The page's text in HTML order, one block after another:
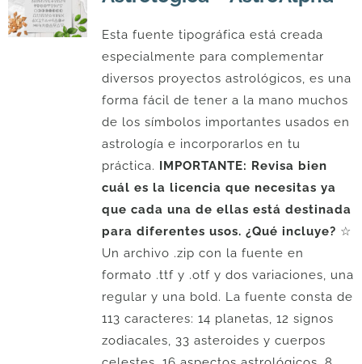
Esta fuente tipográfica está creada
especialmente para complementar
diversos proyectos astrológicos, es una
forma fácil de tener a la mano muchos
de los símbolos importantes usados en
astrología e incorporarlos en tu
práctica. IMPORTANTE: Revisa bien
cuál es la licencia que necesitas ya
que cada una de ellas está destinada
para diferentes usos. ¿Qué incluye? ☆
Un archivo .zip con la fuente en
formato .ttf y .otf y dos variaciones, una
regular y una bold. La fuente consta de
113 caracteres: 14 planetas, 12 signos
zodiacales, 33 asteroides y cuerpos